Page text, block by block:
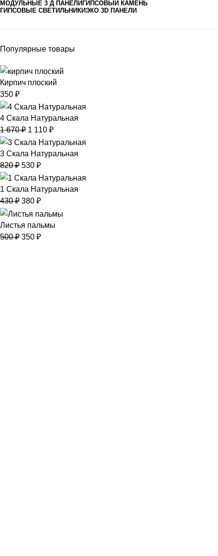
МОДУЛЬНЫЕ 3 Д ПАНЕЛИ ГИПСОВЫЙ КАМЕНЬ
ГИПСОВЫЕ СВЕТИЛЬНИКИЭКО 3D ПАНЕЛИ
Популярные товары
Кирпич плоский
350 ₽
4 Скала Натуральная
1 670₽ 1 110 ₽
3 Скала Натуральная
820₽ 530 ₽
1 Скала Натуральная
430₽ 380 ₽
Листья пальмы
500₽ 350 ₽